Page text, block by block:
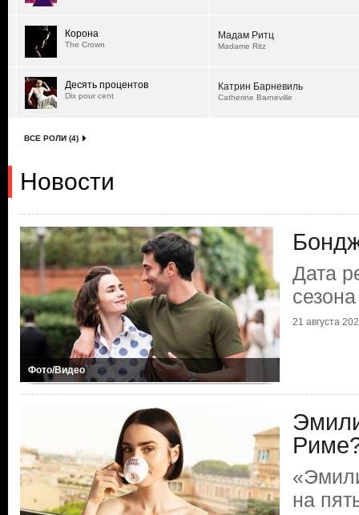
Корона
The Crown
Мадам Ритц
Madame Ritz
Десять процентов
Dix pour cent
Катрин Барневиль
Catherine Barneville
ВСЕ РОЛИ (4)
Новости
Фото/Видео
Дата
21 августа
на